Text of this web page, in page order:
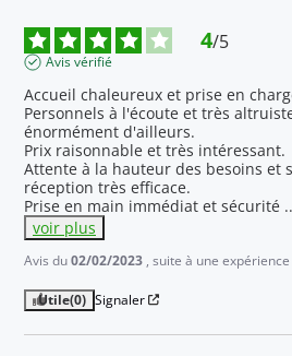
4/5
Avis vérifié
Accueil chaleureux et prise en
Personnels à l'écoute et très
énormément d'ailleurs.
Prix raisonnable et très intéressant.
Attente à la hauteur des besoins et
réception très efficace.
Prise en main immédiat et sécurité
voir plus
Avis du02/02/2023 , suite à une
Utile(0) Signaler